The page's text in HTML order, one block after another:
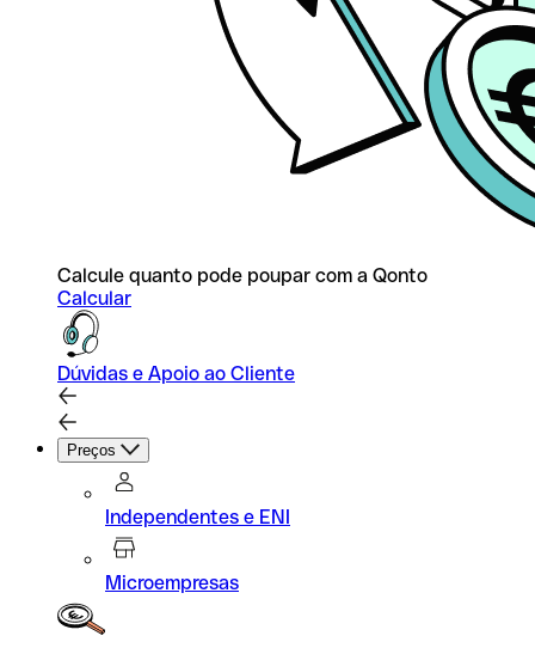
Calcule quanto pode poupar com a Qonto
Calcular
Dúvidas e Apoio ao Cliente
Preços
Independentes e ENI
Microempresas